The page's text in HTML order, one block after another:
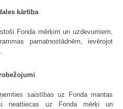
kārtība
Fonda mērķim un uzdevumiem,
pamatnostādnēm, ievērojot
saistības uz Fonda mantas
neattiecas uz Fonda mērķi un